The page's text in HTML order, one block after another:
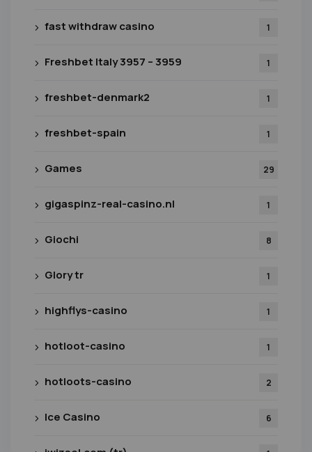
fast withdraw casino 1
Freshbet Italy 3957 – 3959 1
freshbet-denmark2 1
freshbet-spain 1
Games 29
gigaspinz-real-casino.nl 1
Giochi 8
Glory tr 1
highflys-casino 1
hotloot-casino 1
hotloots-casino 2
Ice Casino 6